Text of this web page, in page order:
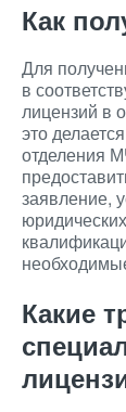
Как
Для
в
лицензий в
это
отделения
заявление,
Какие